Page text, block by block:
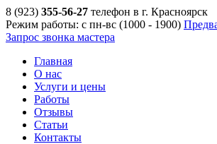
8 (923) 355-56-27 телефон в г. Красноярск
Режим работы: с пн-вс (1000 - 1900)
Запрос звонка мастера
Главная
О нас
Услуги и цены
Работы
Отзывы
Статьи
Контакты